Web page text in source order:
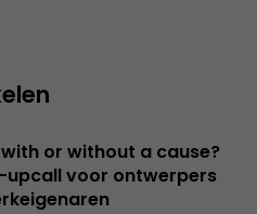
with or without a cause?
upcall voor ontwerpers